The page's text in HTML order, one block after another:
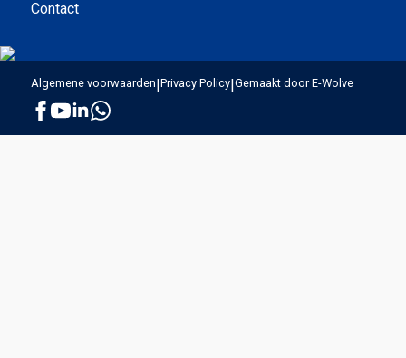
Contact
Algemene voorwaarden|Privacy Policy|Gemaakt door E-Wolve